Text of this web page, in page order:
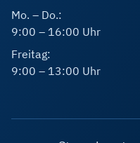
Mo. – Do.:
9:00 – 16:00 Uhr
Freitag:
9:00 – 13:00 Uhr